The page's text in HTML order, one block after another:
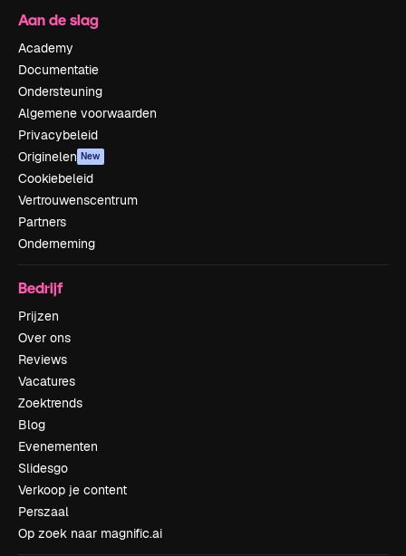
Aan de slag
Academy
Documentatie
Ondersteuning
Algemene voorwaarden
Privacybeleid
Originelen New
Cookiebeleid
Vertrouwenscentrum
Partners
Onderneming
Bedrijf
Prijzen
Over ons
Reviews
Vacatures
Zoektrends
Blog
Evenementen
Slidesgo
Verkoop je content
Perszaal
Op zoek naar magnific.ai